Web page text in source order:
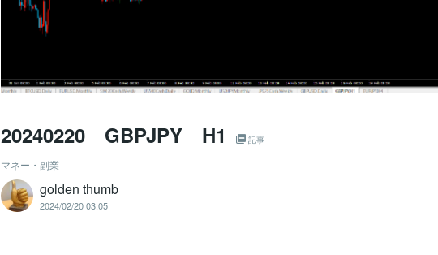
20240220 GBPJPY H1 記事
マネー・副業
golden thumb
2024/02/20 03:05